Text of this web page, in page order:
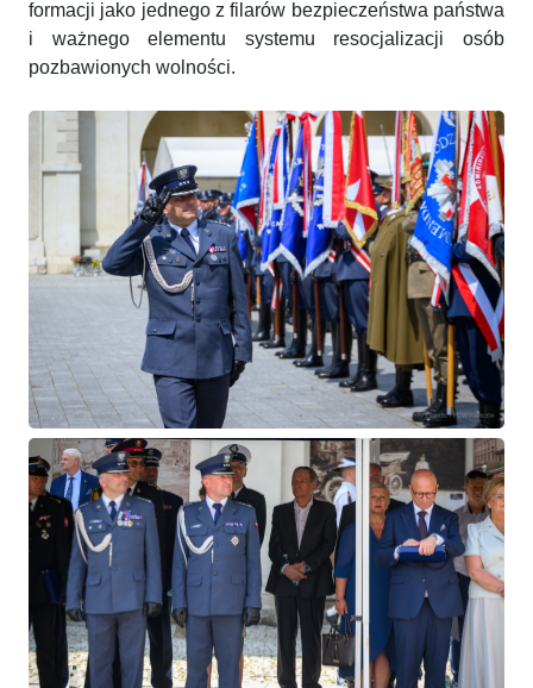
formacji jako jednego z filarów bezpieczeństwa państwa
i ważnego elementu systemu resocjalizacji osób
pozbawionych wolności.